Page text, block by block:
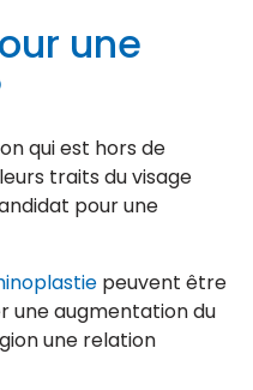
une
qui est hors de
traits du visage
pour une
peuvent être
une augmentation du
une relation